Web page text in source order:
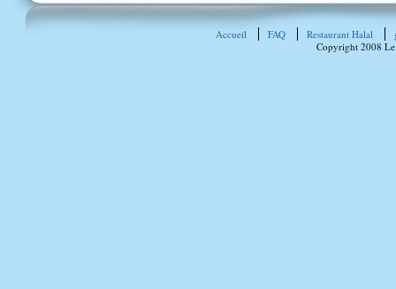
Accueil FAQ Restaurant Halal
Copyright 2008